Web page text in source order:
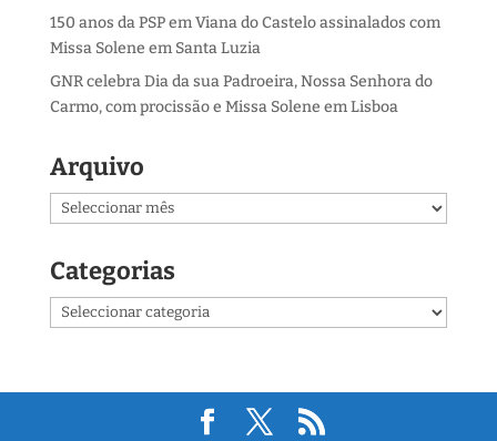
150 anos da PSP em Viana do Castelo assinalados com
Missa Solene em Santa Luzia
GNR celebra Dia da sua Padroeira, Nossa Senhora do
Carmo, com procissão e Missa Solene em Lisboa
Arquivo
Arquivo
Categorias
Categorias